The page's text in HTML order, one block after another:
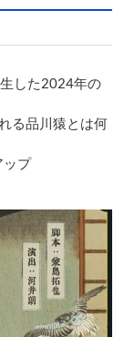
した2024年の
る品川猿とは何
ップ